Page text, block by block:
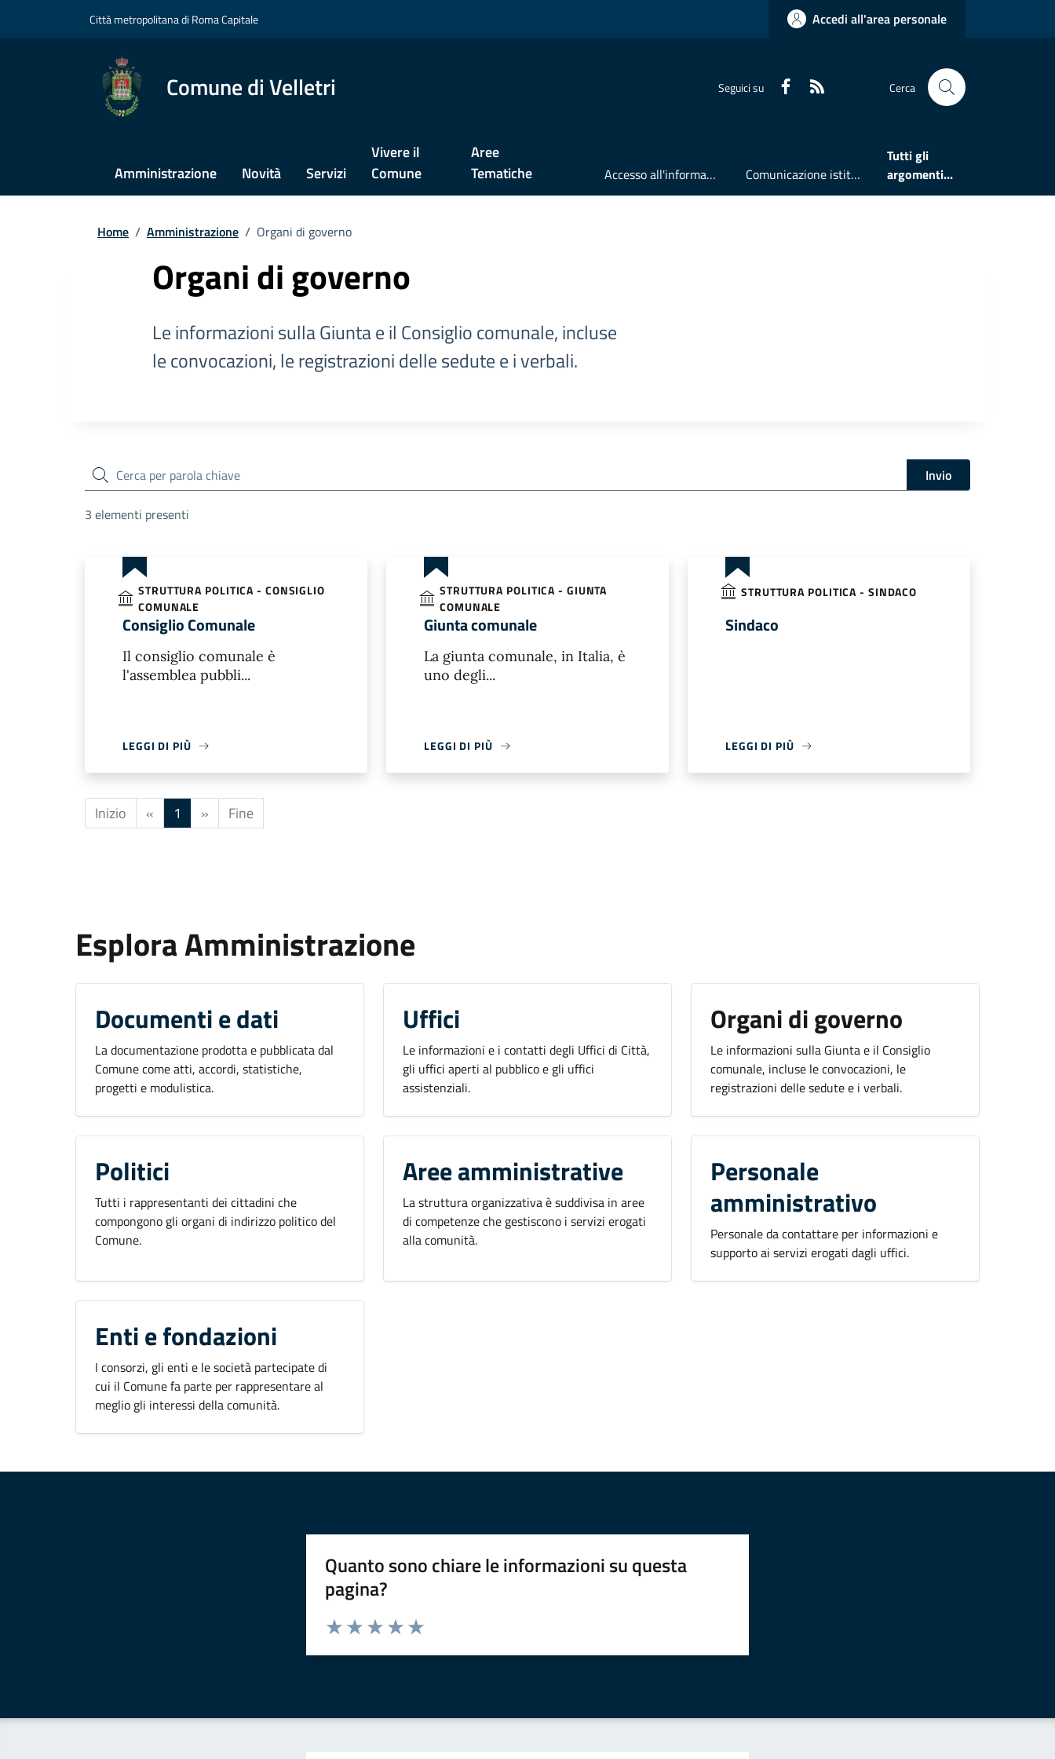
Città metropolitana di Roma Capitale Accedi all'area personale
Comune di Velletri Seguici su Faceboook Cerca
Amministrazione Novità Servizi
Vivere il
Comune
Aree
Tematiche
Accesso all'informazione Comunicazione istituzionale
Tutti gli
argomenti...
Home / Amministrazione / Organi di governo
Organi di governo
Le informazioni sulla Giunta e il Consiglio comunale, incluse
le convocazioni, le registrazioni delle sedute e i verbali.
cerca Invio
3 elementi presenti
STRUTTURA POLITICA - CONSIGLIO
COMUNALE
Consiglio Comunale
Il consiglio comunale è
l'assemblea pubbli...
LEGGI DI PIÙ
STRUTTURA POLITICA - GIUNTA
COMUNALE
Giunta comunale
La giunta comunale, in Italia, è
uno degli...
LEGGI DI PIÙ
STRUTTURA POLITICA - SINDACO
Sindaco
LEGGI DI PIÙ
Inizio « 1 » Fine
Esplora Amministrazione
Documenti e dati
La documentazione prodotta e pubblicata dal
Comune come atti, accordi, statistiche,
progetti e modulistica.
Uffici
Le informazioni e i contatti degli Uffici di Città,
gli uffici aperti al pubblico e gli uffici
assistenziali.
Organi di governo
Le informazioni sulla Giunta e il Consiglio
comunale, incluse le convocazioni, le
registrazioni delle sedute e i verbali.
Politici
Tutti i rappresentanti dei cittadini che
compongono gli organi di indirizzo politico del
Comune.
Aree amministrative
La struttura organizzativa è suddivisa in aree
di competenze che gestiscono i servizi erogati
alla comunità.
Personale
amministrativo
Personale da contattare per informazioni e
supporto ai servizi erogati dagli uffici.
Enti e fondazioni
I consorzi, gli enti e le società partecipate di
cui il Comune fa parte per rappresentare al
meglio gli interessi della comunità.
Quanto sono chiare le informazioni su questa
pagina?
Valuta da 1 a 5 stelle la pagina